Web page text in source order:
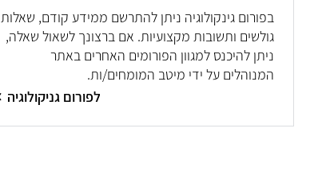
בפורום גינקולוגיה ניתן להתרשם ממידע קודם, שאלות
גולשים ותשובות מקצועיות. אם ברצונך לשאול שאלה,
ניתן להיכנס למגוון הפורומים האחרים באתר
המנוהלים על ידי מיטב המומחים/ות.
לפורום גניקולוגיה